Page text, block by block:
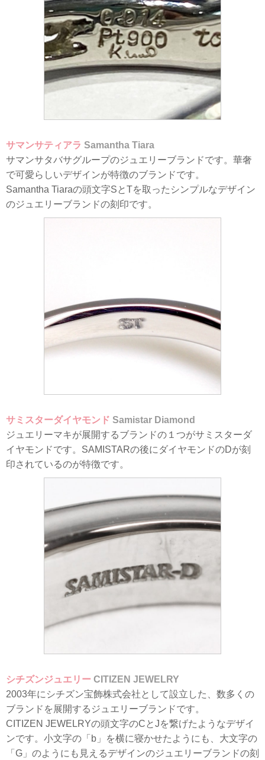
サマンサティアラ Samantha Tiara
サマンサタバサグループのジュエリーブランドです。華奢
で可愛らしいデザインが特徴のブランドです。
Samantha Tiaraの頭文字SとTを取ったシンプルなデザイン
のジュエリーブランドの刻印です。
サミスターダイヤモンド Samistar Diamond
ジュエリーマキが展開するブランドの１つがサミスターダ
イヤモンドです。SAMISTARの後にダイヤモンドのDが刻
印されているのが特徴です。
シチズンジュエリー CITIZEN JEWELRY
2003年にシチズン宝飾株式会社として設立した、数多くの
ブランドを展開するジュエリーブランドです。
CITIZEN JEWELRYの頭文字のCとJを繋げたようなデザイ
ンです。小文字の「b」を横に寝かせたようにも、大文字の
「G」のようにも見えるデザインのジュエリーブランドの刻